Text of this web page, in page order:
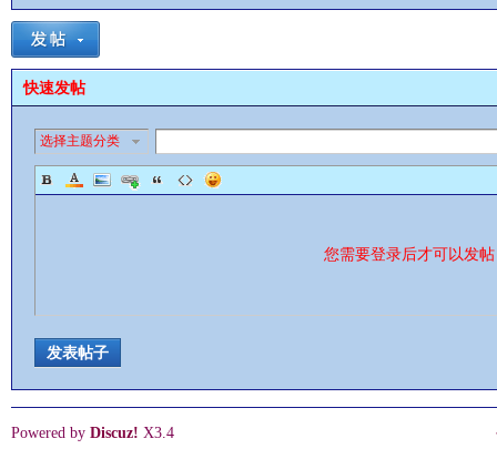
快速发帖
选择主题分类
您需要登录后才可以发
发表帖子
Powered by Discuz! X3.4